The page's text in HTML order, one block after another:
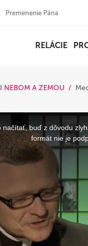
Premenenie Pána
RELÁCIE
NEBOM A ZEMOU
načítať, buď z dôvodu
formát nie je